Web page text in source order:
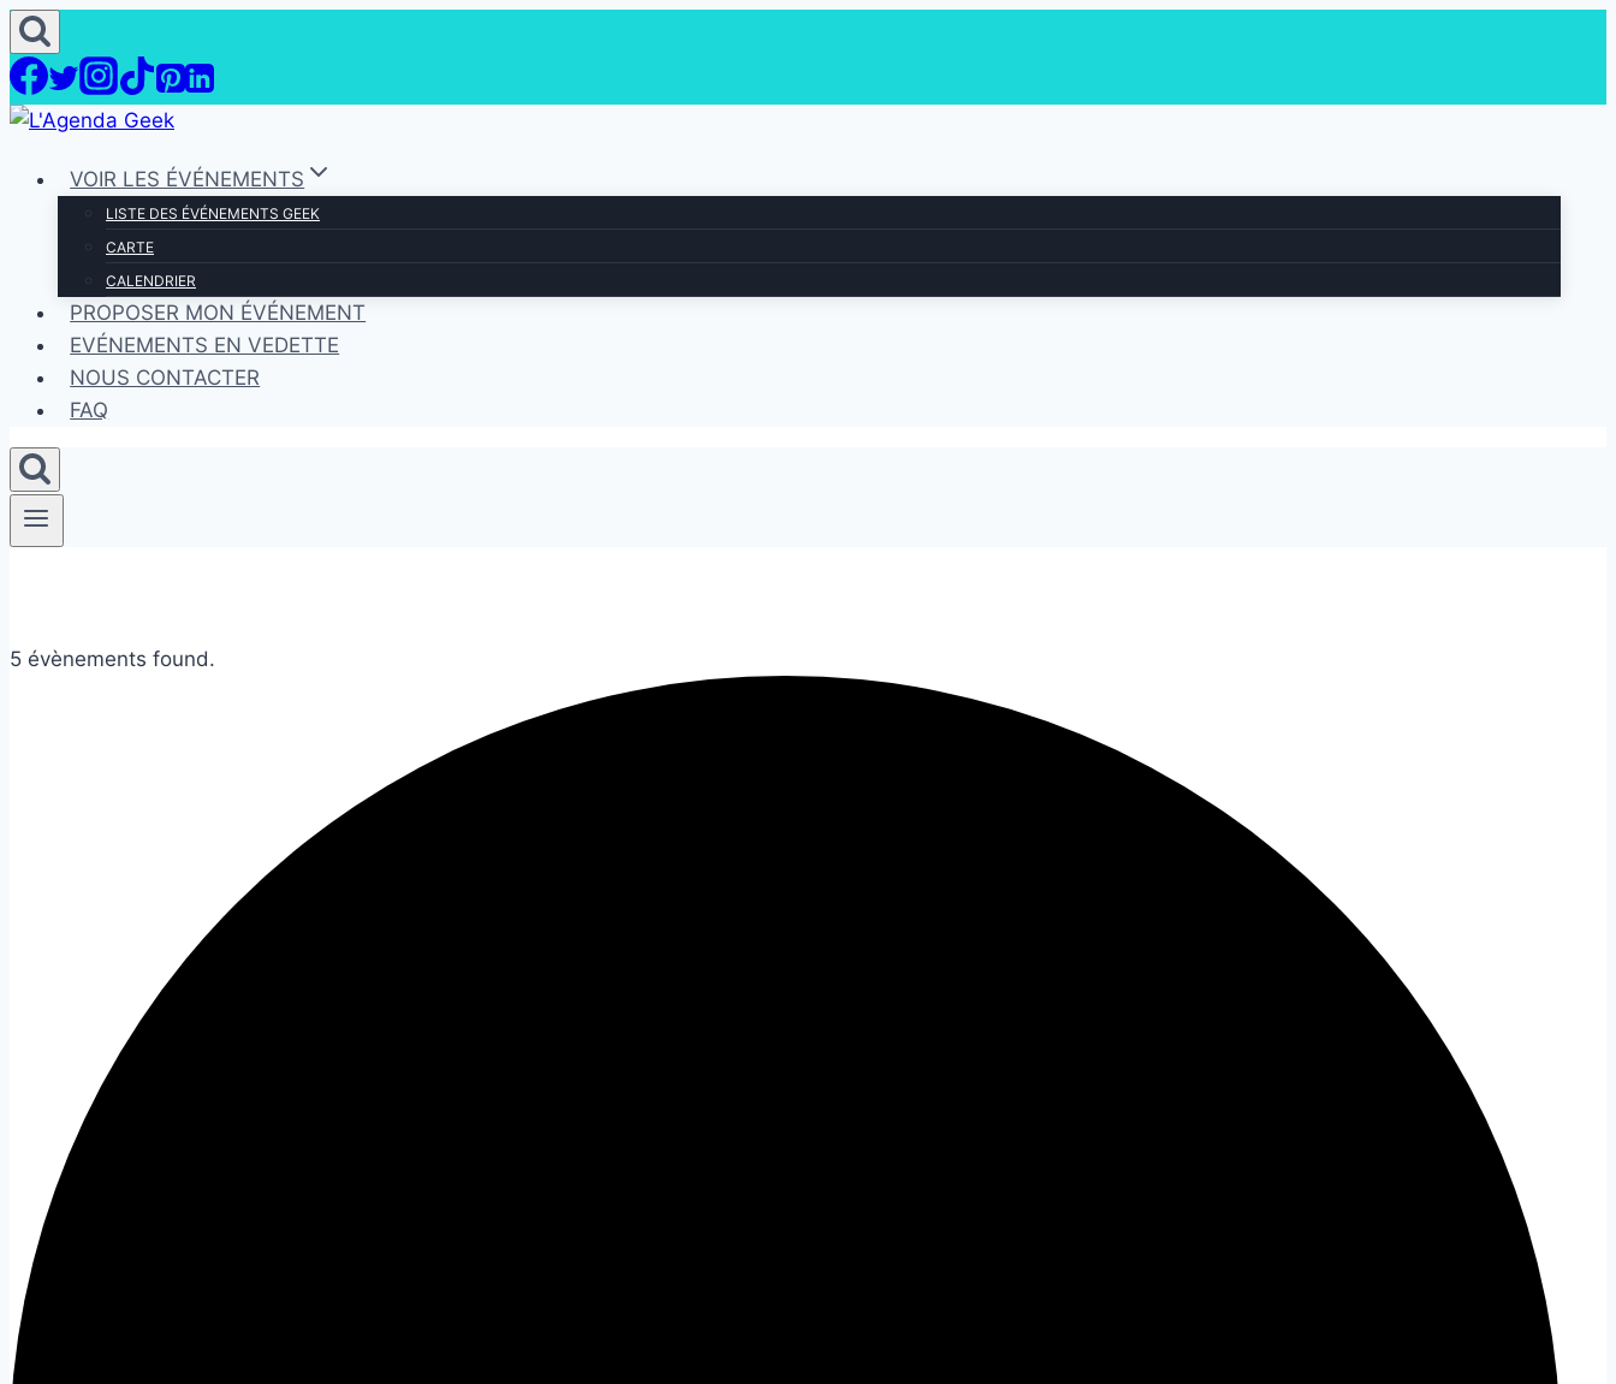
Aller
au
contenu
VOIR LES ÉVÉNEMENTS
LISTE DES ÉVÉNEMENTS GEEK
CARTE
CALENDRIER
PROPOSER MON ÉVÉNEMENT
EVÉNEMENTS EN VEDETTE
NOUS CONTACTER
FAQ
5 évènements found.